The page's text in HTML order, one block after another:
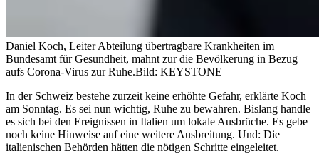
Daniel Koch, Leiter Abteilung übertragbare Krankheiten im
Bundesamt für Gesundheit, mahnt zur die Bevölkerung in Bezug
aufs Corona-Virus zur Ruhe.Bild: KEYSTONE
In der Schweiz bestehe zurzeit keine erhöhte Gefahr, erklärte Koch
am Sonntag. Es sei nun wichtig, Ruhe zu bewahren. Bislang handle
es sich bei den Ereignissen in Italien um lokale Ausbrüche. Es gebe
noch keine Hinweise auf eine weitere Ausbreitung. Und: Die
italienischen Behörden hätten die nötigen Schritte eingeleitet.